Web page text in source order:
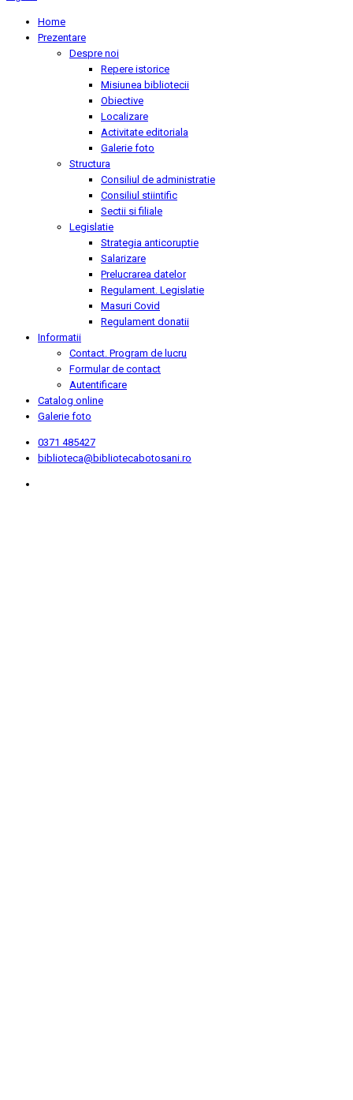
Home
Prezentare
Despre noi
Repere istorice
Misiunea bibliotecii
Obiective
Localizare
Activitate editoriala
Galerie foto
Structura
Consiliul de administratie
Consiliul stiintific
Sectii si filiale
Legislatie
Strategia anticoruptie
Salarizare
Prelucrarea datelor
Regulament. Legislatie
Masuri Covid
Regulament donatii
Informatii
Contact. Program de lucru
Formular de contact
Autentificare
Catalog online
Galerie foto
0371 485427
biblioteca@bibliotecabotosani.ro